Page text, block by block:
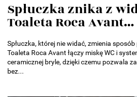
Spłuczka znika z
Toaleta Roca Avant...
Spłuczka, której nie widać, zmienia
Toaleta Roca Avant łączy miskę WC i
ceramicznej bryle, dzięki czemu pozwala
bez...